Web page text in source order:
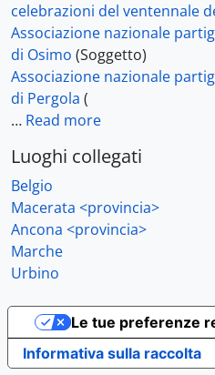
celebrazioni del ventennale
Associazione nazionale
di Osimo (Soggetto)
Associazione nazionale
di Pergola (
… Read more
Luoghi collegati
Belgio
Macerata <provincia>
Ancona <provincia>
Marche
Urbino
Informativa sulla raccolta
Le tue preferenze